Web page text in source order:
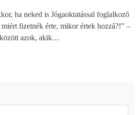
ha neked is Jógaoktatással foglalkozó
fizetnék érte, mikor értek hozzá?!” –
azok, akik…